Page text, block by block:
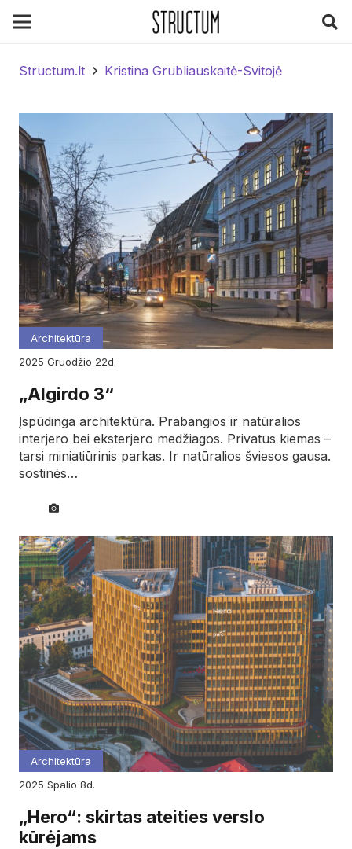
Structum.lt Kristina Grubliauskaitė-Svitojė
Architektūra
2025
gruodžio 22d.
„Algirdo 3“
Įspūdinga architektūra. Prabangios ir natūralios
interjero bei eksterjero medžiagos. Privatus kiemas –
tarsi miniatiūrinis parkas. Ir natūralios šviesos gausa.
sostinės…
Architektūra
2025
spalio 8d.
„Hero“: skirtas ateities verslo
kūrėjams